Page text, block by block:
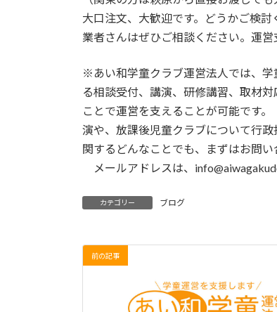
大口注文、大歓迎です。どうかご検
業者さんはぜひご相談ください。運営
※あい和学童クラブ運営法人では、
る相談受付、講演、研修講習、取材
ことで運営を支えることが可能です
演や、放課後児童クラブについて行
関するどんなことでも、まずはお問い
メールアドレスは、
カテゴリー ブログ
前の記事